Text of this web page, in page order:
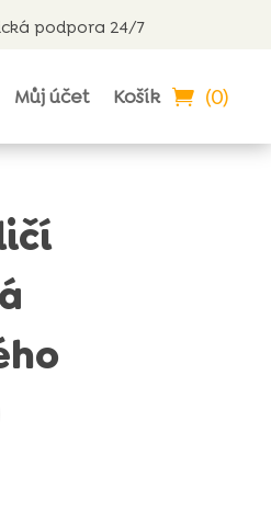
podpora 24/7
Můj účet Košík (0)